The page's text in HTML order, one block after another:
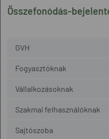
Összefonódás-
GVH
Fogyasztóknak
Vállalkozásoknak
Szakmai felhasználóknak
Sajtószoba